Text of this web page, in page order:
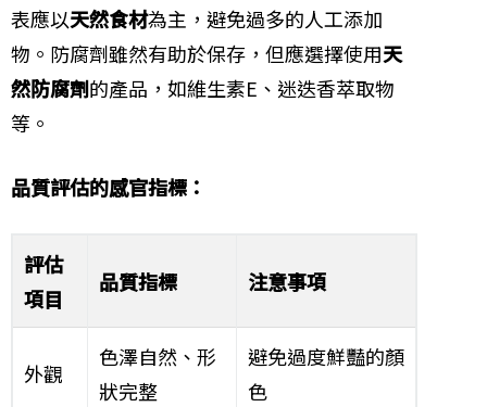
表應以天然食材為主，避免過多的人工添加
物。防腐劑雖然有助於保存，但應選擇使用天
然防腐劑的產品，如維生素E、迷迭香萃取物
等。
品質評估的感官指標：
評估
項目
品質指標 注意事項
外觀
色澤自然、形
狀完整
避免過度鮮豔的顏
色